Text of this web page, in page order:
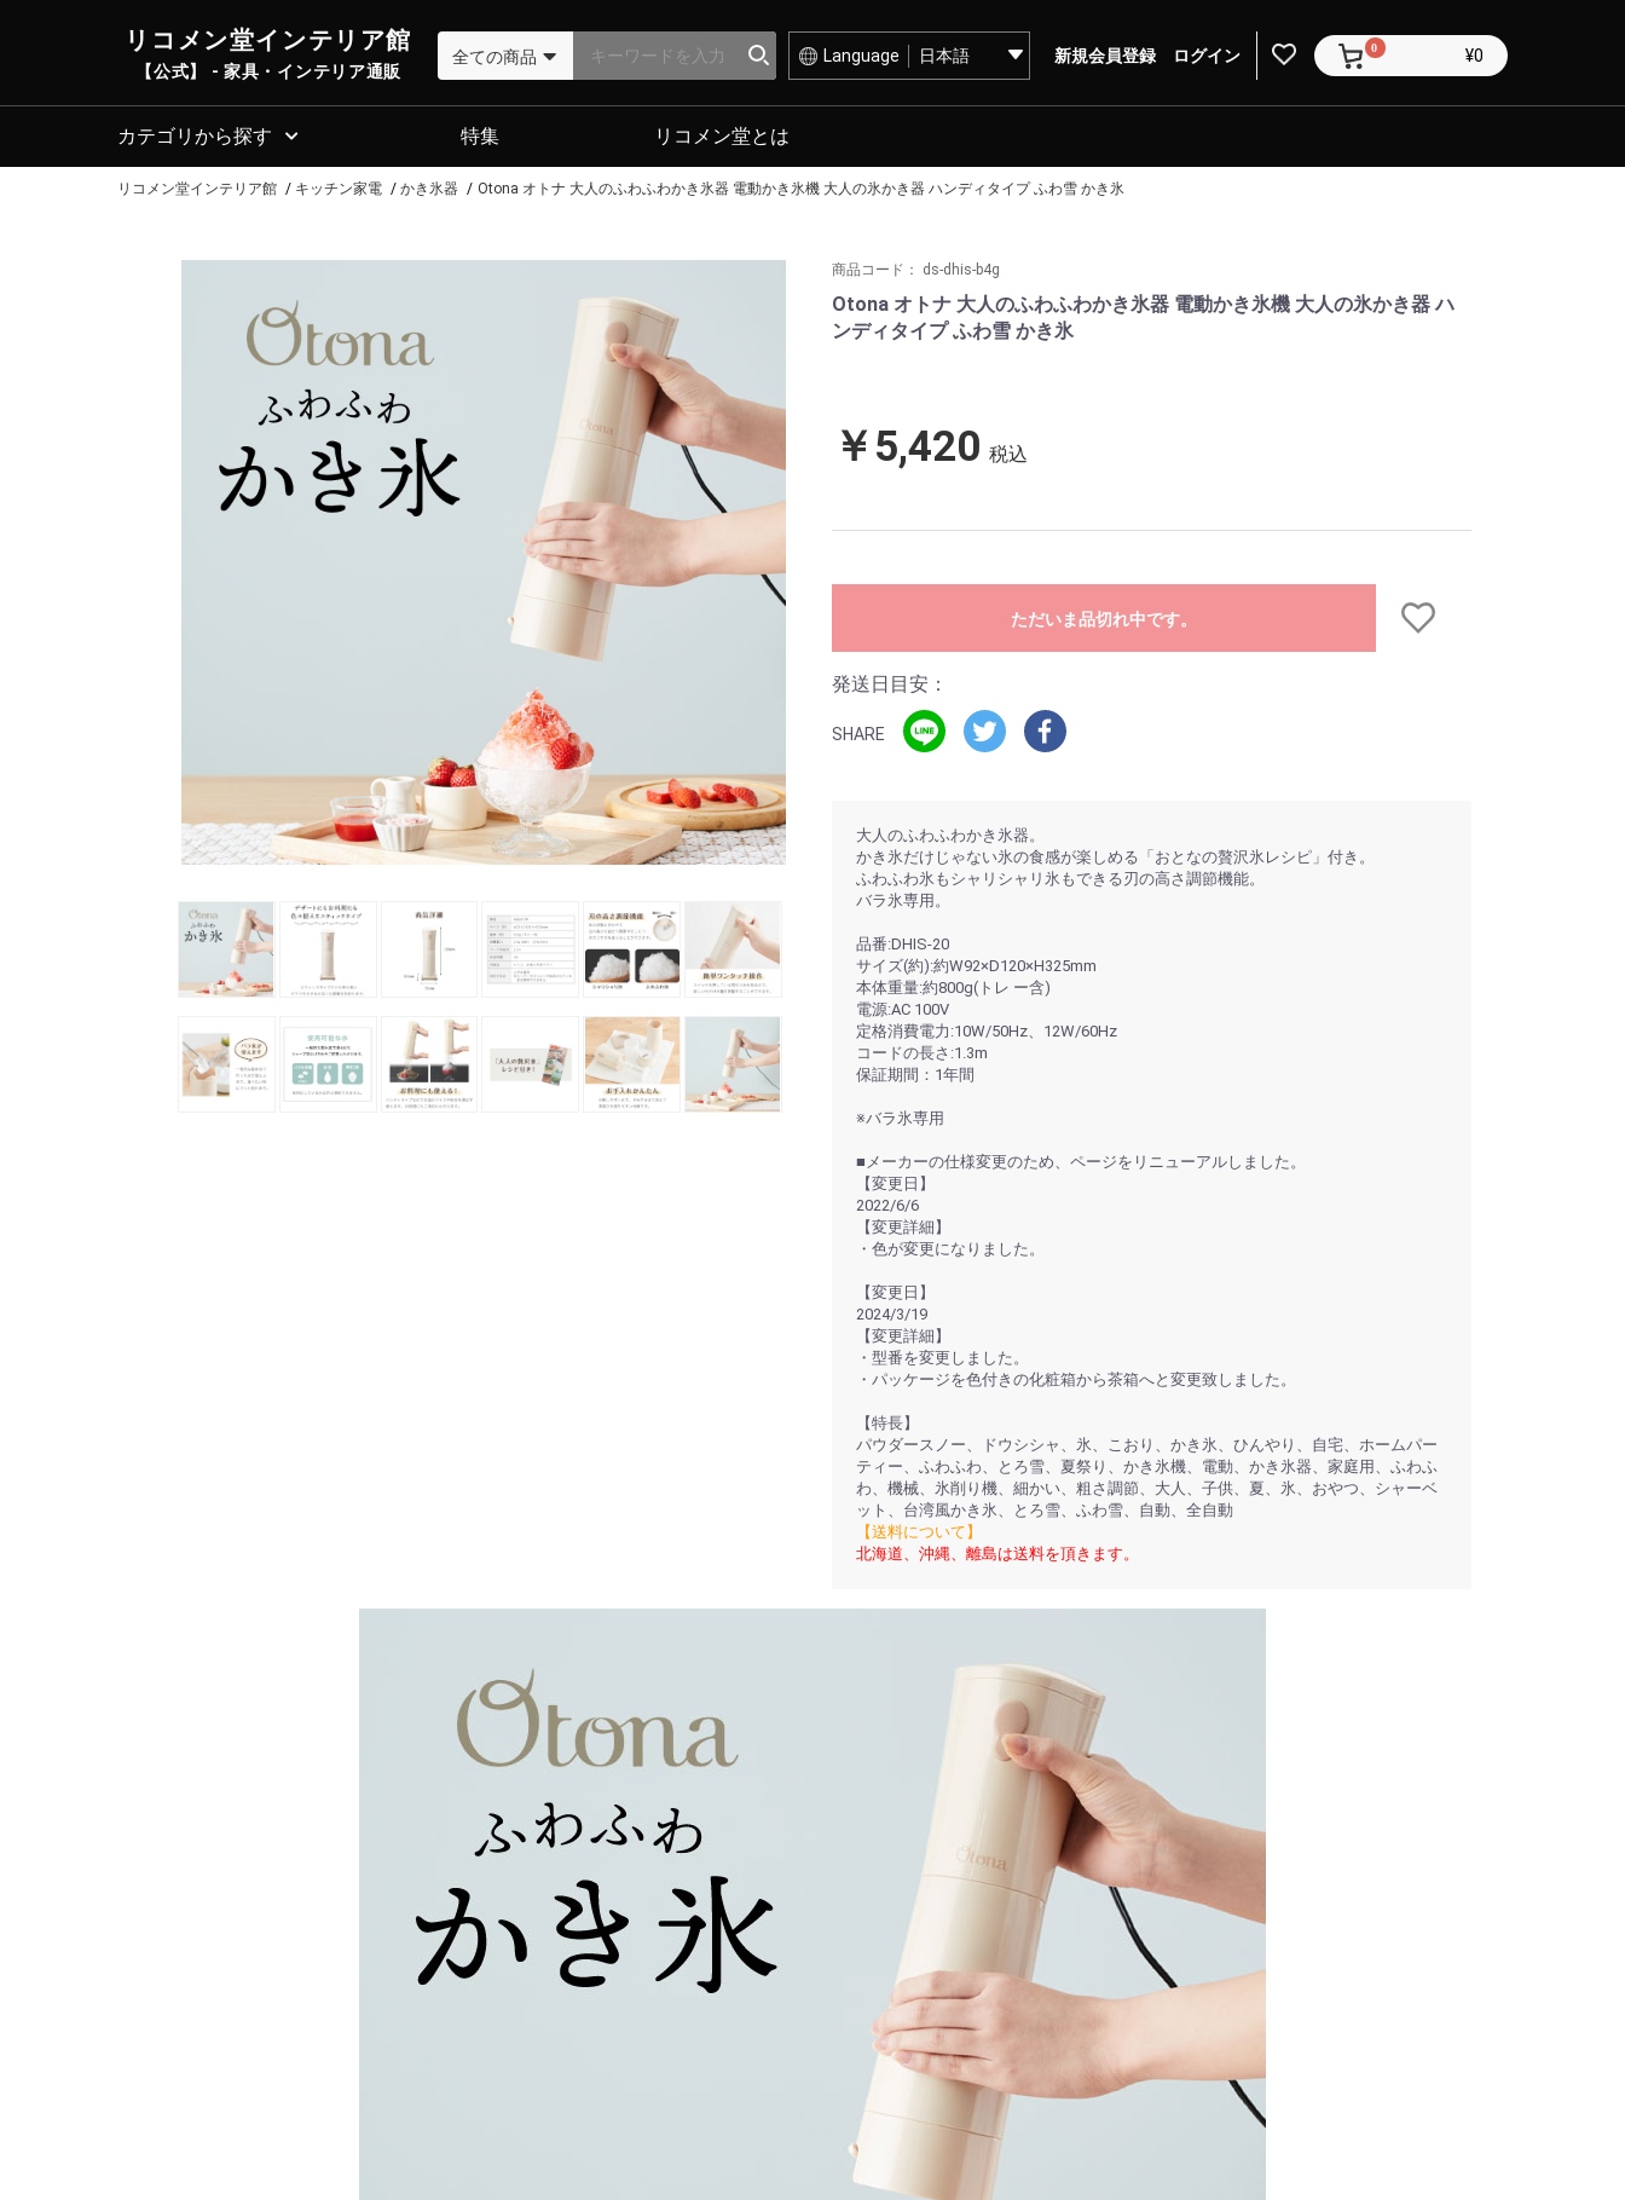
リコメン堂インテリア館
【公式】 - 家具・インテリア通販
Language 新規会員登録 ログイン 0 ¥0
カテゴリから探す 特集 リコメン堂とは
リコメン堂インテリア館 キッチン家電 かき氷器 Otona オトナ 大人のふわふわかき氷器 電動かき氷機 大人の氷かき器 ハンディタイプ ふわ雪 かき氷
商品コード： ds-dhis-b4g
Otona オトナ 大人のふわふわかき氷器 電動かき氷機 大人の氷かき器 ハ
ンディタイプ ふわ雪 かき氷
￥5,420 税込
ただいま品切れ中です。
発送日目安：
SHARE
大人のふわふわかき氷器。
かき氷だけじゃない氷の食感が楽しめる「おとなの贅沢氷レシピ」付き。
ふわふわ氷もシャリシャリ氷もできる刃の高さ調節機能。
バラ氷専用。
品番:DHIS-20
サイズ(約):約W92×D120×H325mm
本体重量:約800g(トレ ー含)
電源:AC 100V
定格消費電力:10W/50Hz、12W/60Hz
コードの長さ:1.3m
保証期間：1年間
※バラ氷専用
■メーカーの仕様変更のため、ページをリニューアルしました。
【変更日】
2022/6/6
【変更詳細】
・色が変更になりました。
【変更日】
2024/3/19
【変更詳細】
・型番を変更しました。
・パッケージを色付きの化粧箱から茶箱へと変更致しました。
【特長】
パウダースノー、ドウシシャ、氷、こおり、かき氷、ひんやり、自宅、ホームパー
ティー、ふわふわ、とろ雪、夏祭り、かき氷機、電動、かき氷器、家庭用、ふわふ
わ、機械、氷削り機、細かい、粗さ調節、大人、子供、夏、氷、おやつ、シャーベ
ット、台湾風かき氷、とろ雪、ふわ雪、自動、全自動
【送料について】
北海道、沖縄、離島は送料を頂きます。